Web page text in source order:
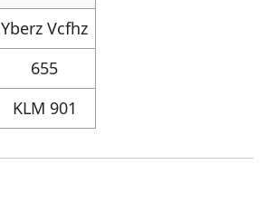
Yberz Vcfhz
655
KLM 901